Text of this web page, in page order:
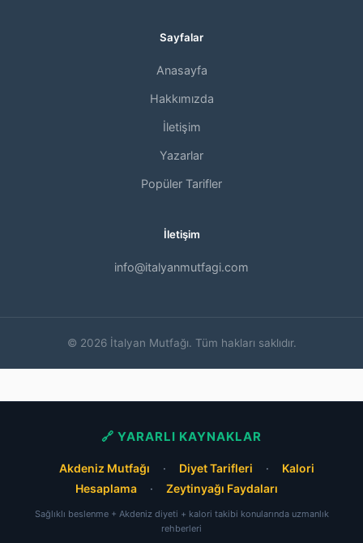
Sayfalar
Anasayfa
Hakkımızda
İletişim
Yazarlar
Popüler Tarifler
İletişim
info@italyanmutfagi.com
© 2026 İtalyan Mutfağı. Tüm hakları saklıdır.
🔗 YARARLI KAYNAKLAR
Akdeniz Mutfağı · Diyet Tarifleri ·
Kalori
Hesaplama
· Zeytinyağı Faydaları
Sağlıklı beslenme + Akdeniz diyeti + kalori takibi konularında uzmanlık
rehberleri